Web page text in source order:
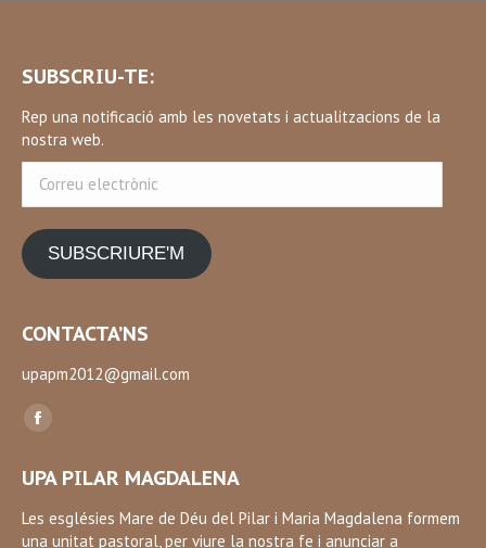
SUBSCRIU-TE:
Rep una notificació amb les novetats i actualitzacions de la
nostra web.
electrònic
SUBSCRIURE'M
CONTACTA’NS
upapm2012@gmail.com
Find us on:
Facebook
opens
in
new
UPA PILAR MAGDALENA
Les esglésies Mare de Déu del Pilar i Maria Magdalena formem
una unitat pastoral, per viure la nostra fe i anunciar a